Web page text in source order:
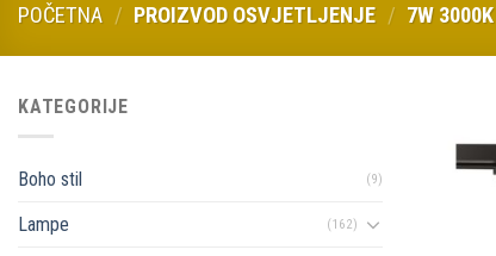
POČETNA / PROIZVOD OSVJETLJENJE / 7W 3000K
KATEGORIJE
Boho stil (9)
Lampe (162)